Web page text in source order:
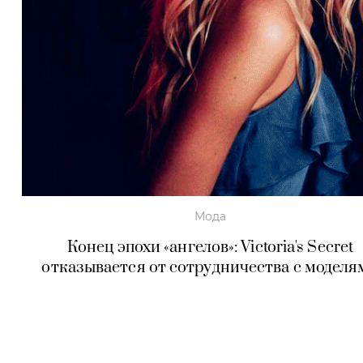
Мода
Конец эпохи «ангелов»: Victoria's Secret
отказывается от сотрудничества с